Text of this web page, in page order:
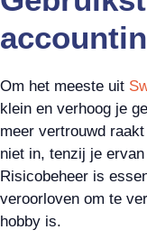
Om het meeste uit
klein en verhoog je
meer vertrouwd
niet in, tenzij je
Risicobeheer is
veroorloven om te
hobby is.